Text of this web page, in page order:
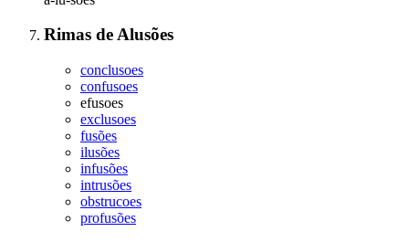
Rimas deAlusões
conclusoes
confusoes
efusoes
exclusoes
fusões
ilusões
infusões
intrusões
obstrucoes
profusões